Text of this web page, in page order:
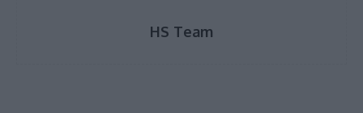
HS Team